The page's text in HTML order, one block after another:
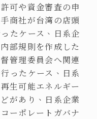
可や資金審査の申
商社が台湾の店頭
たケース、日系企
部規則を作成した
管理委員会へ関連
ったケース、日系
生可能エネルギー
があり、日系企業
ーポレートガバナ